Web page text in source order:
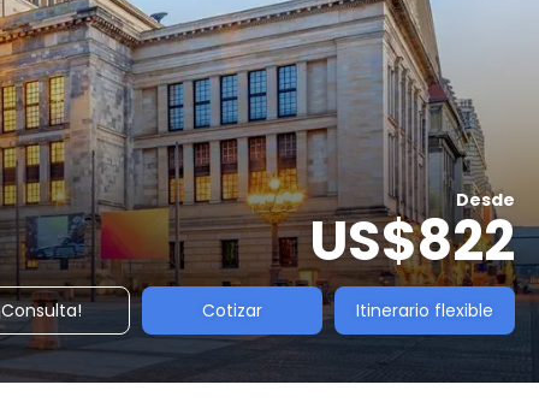
Desde
US$822
Cotizar Itinerario flexible